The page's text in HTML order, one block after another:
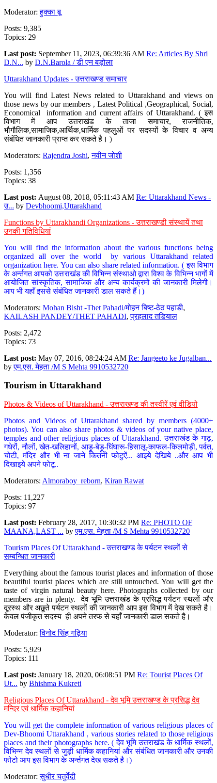
Moderator:हुक्का बू
Posts: 9,385
Topics: 29
Last post: September 11, 2023, 06:39:36 AM Re: Articles By Shri
D.N... by D.N.Barola / डी एन बड़ोला
Uttarakhand Updates - उत्तराखण्ड समाचार
You will find Latest News related to Uttarakhand and views on
those news by our members , Latest Political ,Geographical, Social,
Economical information and current affairs of Uttarakhand. ( इस
विभाग में आप उत्तराखंड के ताजा समाचार, राजनीतिक,
भौगौलिक,सामाजिक,आर्थिक,धार्मिक पहलुओं पर सदस्यों के विचार व अन्य
संबंधित जानकारी प्राप्त कर सकते है। )
Moderators: Rajendra Joshi,नवीन जोशी
Posts: 1,356
Topics: 38
Last post: August 08, 2018, 05:11:43 AM Re: Uttarakhand News -
उ... by Devbhoomi,Uttarakhand
Functions by Uttarakhandi Organizations - उत्तराखण्डी संस्थायें तथा
उनकी गतिविधियां
You will find the information about the various functions being
organized all over the world by various Uttarakhand related
organization here. You can also share related information. ( इस विभाग
के अर्न्तगत आपको उत्तराखंड की विभिन्न संस्थाओ द्वारा विश्व के विभिन्न भागों में
आयोजित सांस्कृतिक, सामाजिक और अन्य कार्यक्रमों की जानकारी मिलेगी।
आप भी यहाँ इससे संबंधित जानकारी डाल सकते हैं।)
Moderators: Mohan Bisht -Thet Pahadi/मोहन बिष्ट-ठेठ पहाडी,
KAILASH PANDEY/THET PAHADI,प्रहलाद तडियाल
Posts: 2,472
Topics: 73
Last post: May 07, 2016, 08:24:24 AM Re: Jangeeto ke Jugalban...
byएम.एस. मेहता /M S Mehta 9910532720
Tourism in Uttarakhand
Photos & Videos of Uttarakhand - उत्तराखण्ड की तस्वीरें एवं वीडियो
Photos and Videos of Uttarakhand shared by members (4000+
photos). You can also share photos & videos of your native place,
temples and other religious places of Uttarakhand. उत्तराखंड के गाढ़,
गधेरों, नौलों, खेत-खलिहानों, आड़ू-बेड़ू-घिंघारू-हिसालू-काफल-किलमोड़ी, पर्वत,
चोटी, मंदिर और भी ना जाने कितनी फोटुऐं... आइये देखिये ..और आप भी
दिखाइये अपने फोटू..
Moderators: Almoraboy_reborn, Kiran Rawat
Posts: 11,227
Topics: 97
Last post: February 28, 2017, 10:30:32 PM Re: PHOTO OF
MAANA,LAST ... byएम.एस. मेहता /M S Mehta 9910532720
Tourism Places Of Uttarakhand - उत्तराखण्ड के पर्यटन स्थलों से
सम्बन्धित जानकारी
Everything about the famous tourist places and information of those
beautiful tourist places which are still untouched. You will get the
taste of virgin natural beauty here. Photographs collected by our
members are in plenty. देव भूमि उत्तराखंड के प्रसिद्ध पर्यटन स्थलों और
दूरस्थ और अछूते पर्यटन स्थलों की जानकारी आप इस विभाग में देख सकते है।
केवल पंजीकृत सदस्य ही अपने तरफ से यहाँ जानकारी डाल सकते है।
Moderator:विनोद सिंह गढ़िया
Posts: 5,929
Topics: 111
Last post: January 18, 2020, 06:08:51 PM Re: Tourist Places Of
Ut... by Bhishma Kukreti
Religious Places Of Uttarakhand - देव भूमि उत्तराखण्ड के प्रसिद्ध देव
मन्दिर एवं धार्मिक कहानियां
You will get the complete information of various religious places of
Dev-Bhoomi Uttarakhand , various stories related to those religious
places and their photographs here. ( देव भूमि उत्तराखंड के धार्मिक स्थलों,
विभिन्न देव स्थलों से जुड़ी धार्मिक कहानियां और संबंधित जानकारी और उनकी
फोटो आप इस विभाग के अर्न्तगत देख सकते है।)
Moderator:सुधीर चतुर्वेदी